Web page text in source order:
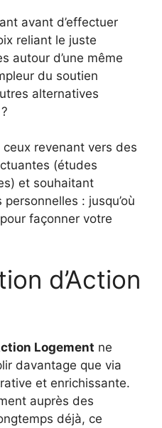
avant d’effectuer
reliant le juste
autour d’une même
du soutien
alternatives
ceux revenant vers des
(études
et souhaitant
: jusqu’où
façonner votre
d’Action
Logement ne
davantage que via
et enrichissante.
auprès des
déjà, ce